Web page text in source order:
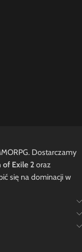
Dostarczamy
of Exile 2 oraz
się na dominacji w